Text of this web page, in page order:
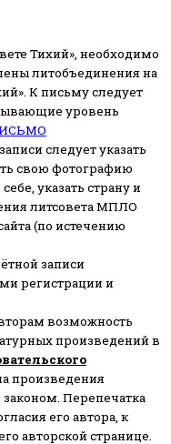
Тихий», необходимо
литобъединения на
К письму следует
уровень
следует указать
свою фотографию
указать страну и
литсовета МПЛО
(по истечению
записи
регистрации и
возможность
произведений в
произведения
Перепечатка
его автора, к
авторской странице.